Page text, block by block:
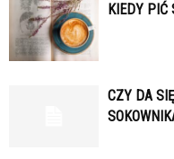
KIEDY PIĆ
CZY DA